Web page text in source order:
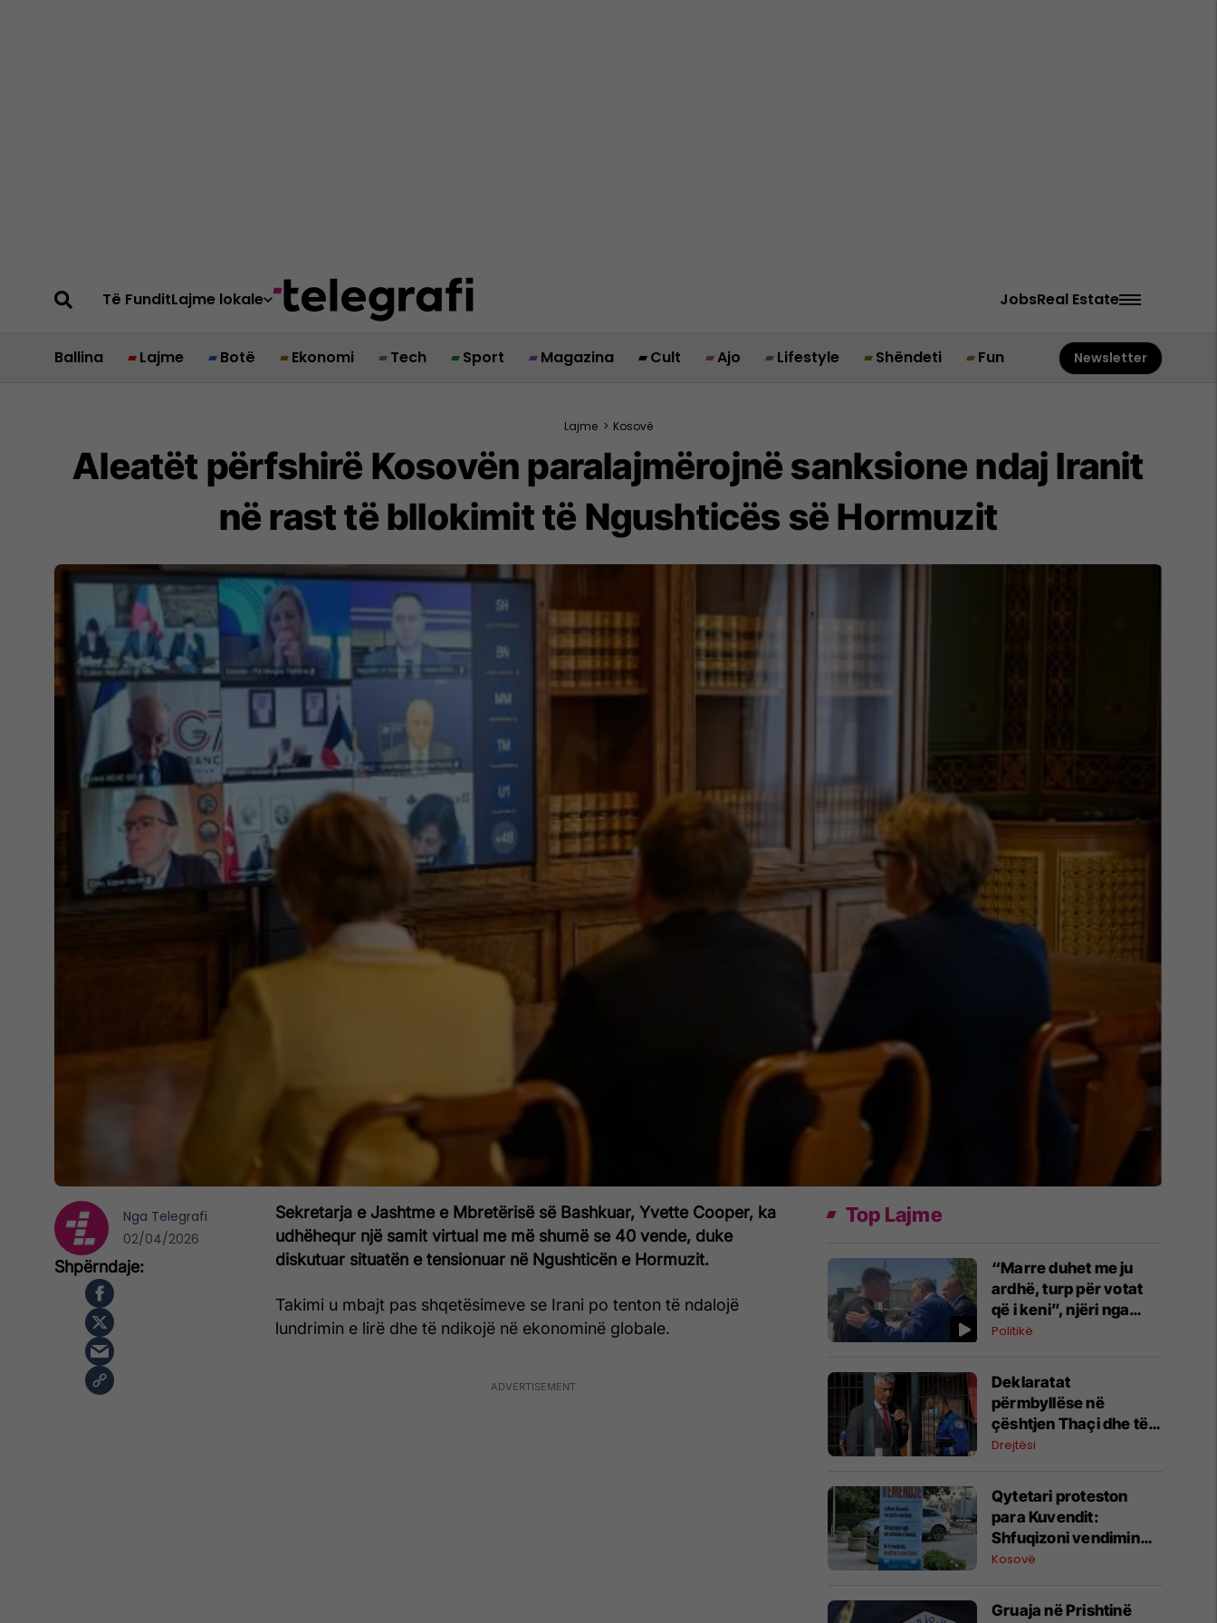
Të FunditLajme lokale JobsReal Estate
Ballina Lajme Botë Ekonomi Tech Sport Magazina Cult Ajo Lifestyle Shëndeti Fun Newsletter
Lajme > Kosovë
Aleatët përfshirë Kosovën paralajmërojnë sanksione ndaj Iranit
në rast të bllokimit të Ngushticës së Hormuzit
Sekretarja e Jashtme e Mbretërisë së Bashkuar, Yvette Cooper, ka
udhëhequr një samit virtual me më shumë se 40 vende, duke
diskutuar situatën e tensionuar në Ngushticën e Hormuzit.
Takimi u mbajt pas shqetësimeve se Irani po tenton të ndalojë
lundrimin e lirë dhe të ndikojë në ekonominë globale.
Nga Telegrafi
02/04/2026
Top Lajme
“Marre duhet me ju
ardhë, turp për votat
që i keni”, njëri nga
protestuesit i drejtohet
Politikë
Deklaratat
përmbyllëse në
çështjen Thaçi dhe të
tjerët nga 10 deri më 14
Drejtësi
​Qytetari proteston
para Kuvendit:
Shfuqizoni vendimin
për serbizimin e
gazin amerikan
Kosovë
Gruaja në Prishtinë